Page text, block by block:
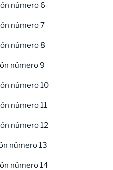
número 6
número 7
número 8
número 9
número 10
número 11
número 12
número 13
número 14